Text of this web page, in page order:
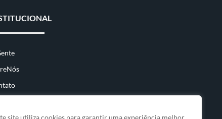
site utiliza cookies para garantir uma experiência melhor.